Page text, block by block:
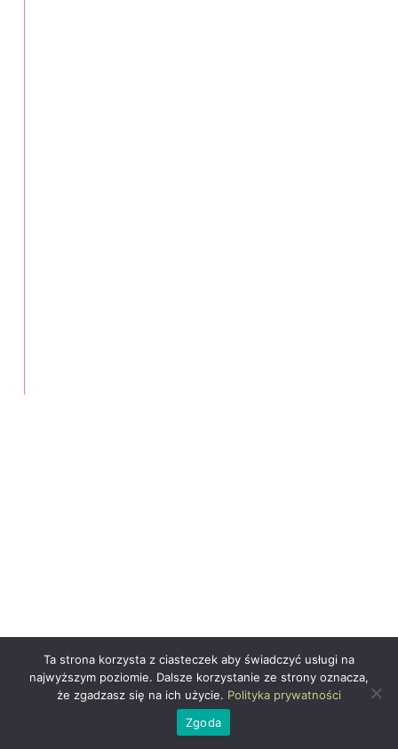
Ta strona korzysta z ciasteczek aby świadczyć usługi na
najwyższym poziomie. Dalsze korzystanie ze strony oznacza,
że zgadzasz się na ich użycie. Polityka prywatności
Zgoda